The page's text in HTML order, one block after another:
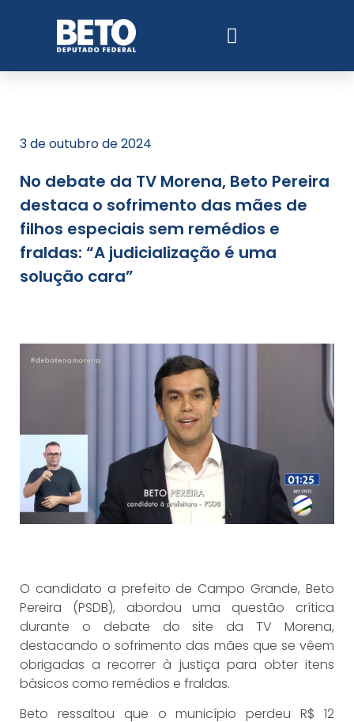
3 de outubro de 2024
No debate da TV Morena, Beto Pereira
destaca o sofrimento das mães de
filhos especiais sem remédios e
fraldas: “A judicialização é uma
solução cara”
O candidato a prefeito de Campo Grande, Beto
Pereira (PSDB), abordou uma questão crítica
durante o debate do site da TV Morena,
destacando o sofrimento das mães que se vêem
obrigadas a recorrer à justiça para obter itens
básicos como remédios e fraldas.
Beto ressaltou que o município perdeu R$ 12